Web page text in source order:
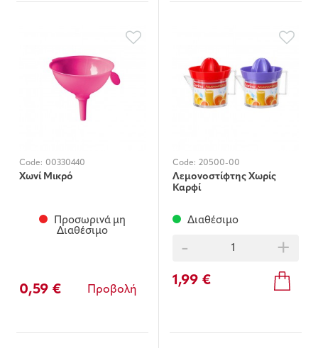
Code: 00330440
Χωνί Μικρό
Προσωρινά μη
Διαθέσιμο
0,59 € Προβολή
Code: 20500-00
Λεμονοστίφτης Χωρίς
Καρφί
Διαθέσιμο
- +
1,99 €